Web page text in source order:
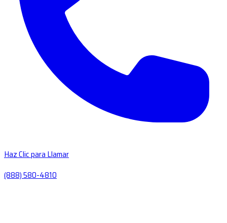
Haz Clic para Llamar
(888) 580-4810